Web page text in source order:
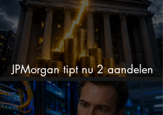
JPMorgan tipt nu 2 aandelen
voor augustus